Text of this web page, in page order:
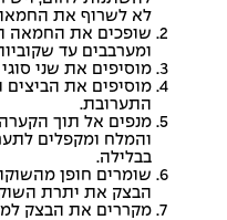
לא לשרוף את
שופכים את החמאה
ומערבבים עד
מוסיפים את שני
מוסיפים את הביצים
התערובת.
מנפים אל תוך
והמלח ומקפלים
בבלילה.
שומרים חופן
הבצק את יתרת
מקררים את הבצק